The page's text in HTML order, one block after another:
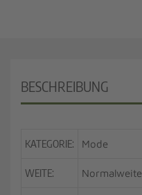
BESCHREIBUNG
KATEGORIE: Mode
WEITE: Normalweite